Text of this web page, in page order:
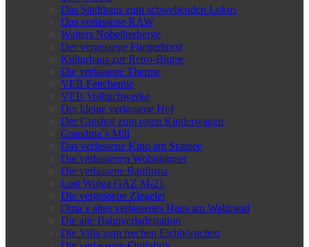
Das Stadthaus zum schwebenden Lokus
Das verlassene RAW
Walters Nobelherberge
Der vergessene Fliegerhorst
Kulturhaus zur Retro-Blume
Die verlassene Therme
VEB Fettchemie
VEB Volltuchwerke
Der kleine verlassene Hof
Der Gutshof zum roten Kinderwagen
Grandma`s Mill
Das verlassene Kino am Stausee
Die verlassenen Wohnhäuser
Die verlassene Baufirma
Lost Wolga GAZ M-21
Die vergessene Ziegelei
Oma`s altes verlassenes Haus am Waldrand
Die alte Bahnverladestation
Die Villa zum frechen Eichhörnchen